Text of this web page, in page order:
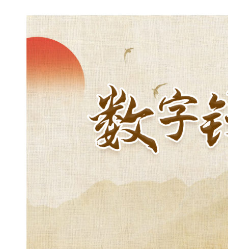
秘色瓷花瓣口海棠杯
五代吴越国（907-978
土 。花口，斜弧腹，内外
与圈足交 界处饰一周联珠